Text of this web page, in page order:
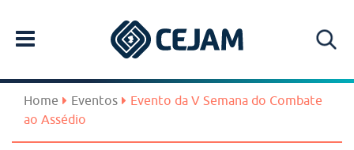
Home Eventos
Evento da V Semana do Combate
ao Assédio